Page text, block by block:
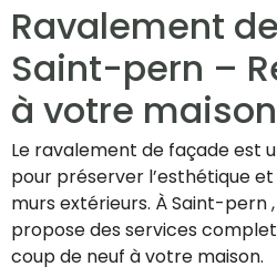
Ravalement
Saint-pern –
à votre maison
Le ravalement de façade est
pour préserver l’esthétique
murs extérieurs. À Saint-pern
propose des services
coup de neuf à votre maison.